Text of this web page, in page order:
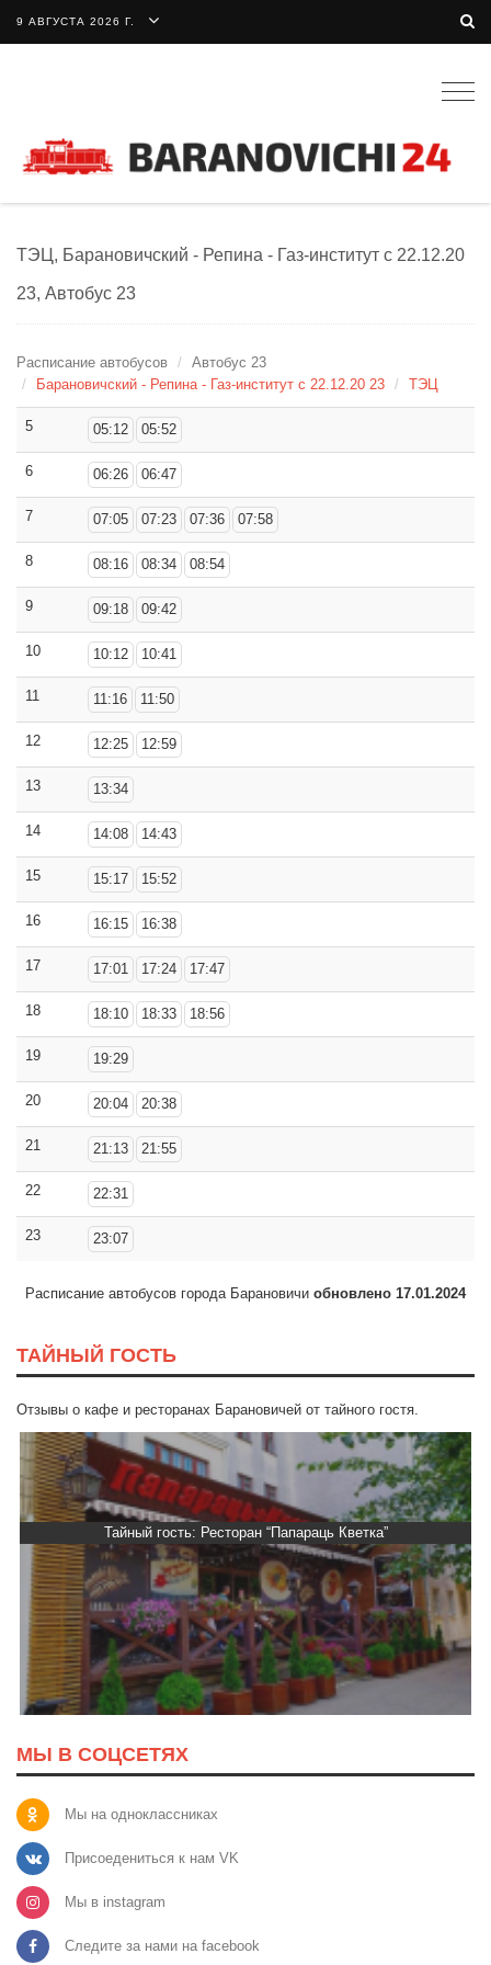
9 АВГУСТА 2026 Г.
ТЭЦ, Барановичский - Репина - Газ-институт c 22.12.20
23, Автобус 23
Расписание автобусов
Автобус 23
Барановичский - Репина - Газ-институт c 22.12.20 23
ТЭЦ
5 05:12 05:52
6 06:26 06:47
7 07:05 07:23 07:36 07:58
8 08:16 08:34 08:54
9 09:18 09:42
10 10:12 10:41
11 11:16 11:50
12 12:25 12:59
13 13:34
14 14:08 14:43
15 15:17 15:52
16 16:15 16:38
17 17:01 17:24 17:47
18 18:10 18:33 18:56
19 19:29
20 20:04 20:38
21 21:13 21:55
22 22:31
23 23:07
Расписание автобусов города Барановичи обновлено 17.01.2024
ТАЙНЫЙ ГОСТЬ
Отзывы о кафе и ресторанах Барановичей от тайного гостя.
Тайный гость: Ресторан “Папараць Кветка”
МЫ В СОЦСЕТЯХ
Мы на одноклассниках
Присоедениться к нам VK
Мы в instagram
Следите за нами на facebook